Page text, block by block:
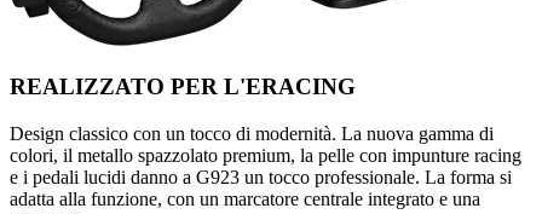
REALIZZATO PER L'ERACING
Design classico con un tocco di modernità. La nuova gamma di
colori, il metallo spazzolato premium, la pelle con impunture racing
e i pedali lucidi danno a G923 un tocco professionale. La forma si
adatta alla funzione, con un marcatore centrale integrato e una